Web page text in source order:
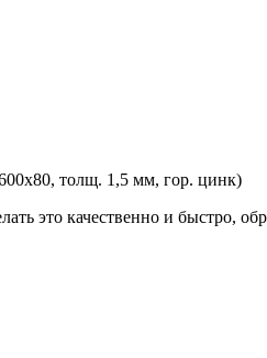
толщ. 1,5 мм, гор. цинк)
это качественно и быстро,